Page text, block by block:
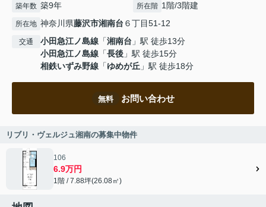
築年数 築9年 所在階 1階/3階建
所在地 神奈川県藤沢市湘南台 ６丁目51-12
交通 小田急江ノ島線 「湘南台 」駅 徒歩13分
小田急江ノ島線 「長後 」駅 徒歩15分
相鉄いずみ野線 「ゆめが丘 」駅 徒歩18分
無料 お問い合わせ
リブリ・ヴェルジュ湘南の募集中物件
106
6.9万円
1階 / 7.88坪(26.08㎡)